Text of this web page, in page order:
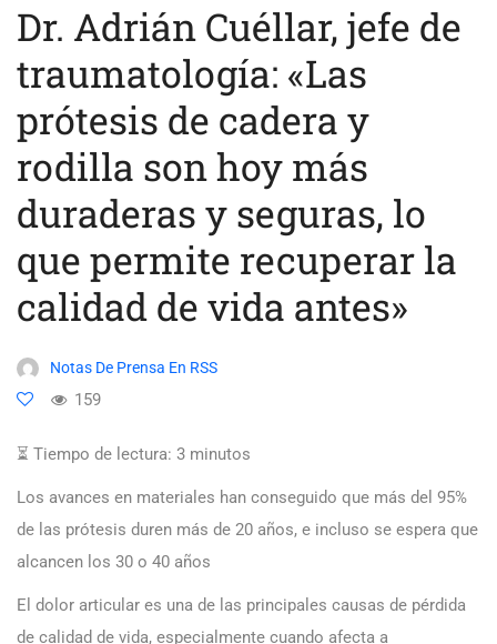
Dr. Adrián Cuéllar, jefe de
traumatología: «Las
prótesis de cadera y
rodilla son hoy más
duraderas y seguras, lo
que permite recuperar la
calidad de vida antes»
Notas De Prensa En RSS
159
⏳ Tiempo de lectura: 3 minutos
Los avances en materiales han conseguido que más del 95%
de las prótesis duren más de 20 años, e incluso se espera que
alcancen los 30 o 40 años
El dolor articular es una de las principales causas de pérdida
de calidad de vida, especialmente cuando afecta a